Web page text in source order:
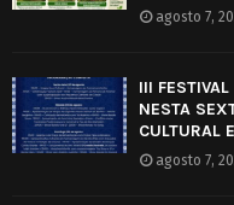
agosto 7,
III
NESTA
CULTURAL
agosto 7,